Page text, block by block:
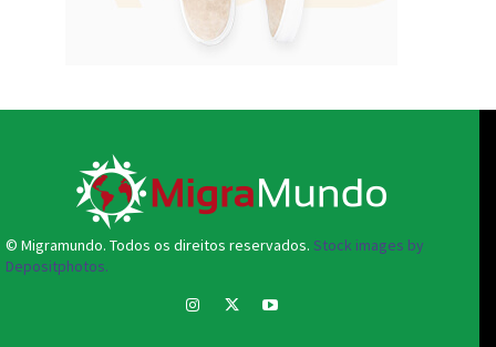
© Migramundo. Todos os direitos reservados. Stock images by
Depositphotos.